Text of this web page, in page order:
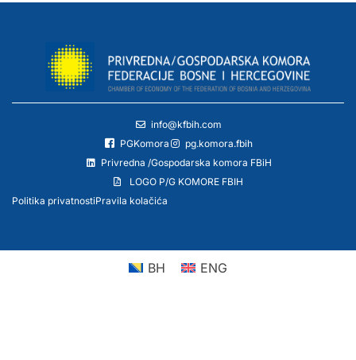
info@kfbih.com
PGKomora
pg.komora.fbih
Privredna /Gospodarska komora FBiH
LOGO P/G KOMORE FBIH
Politika privatnostiPravila kolačića
BH ENG